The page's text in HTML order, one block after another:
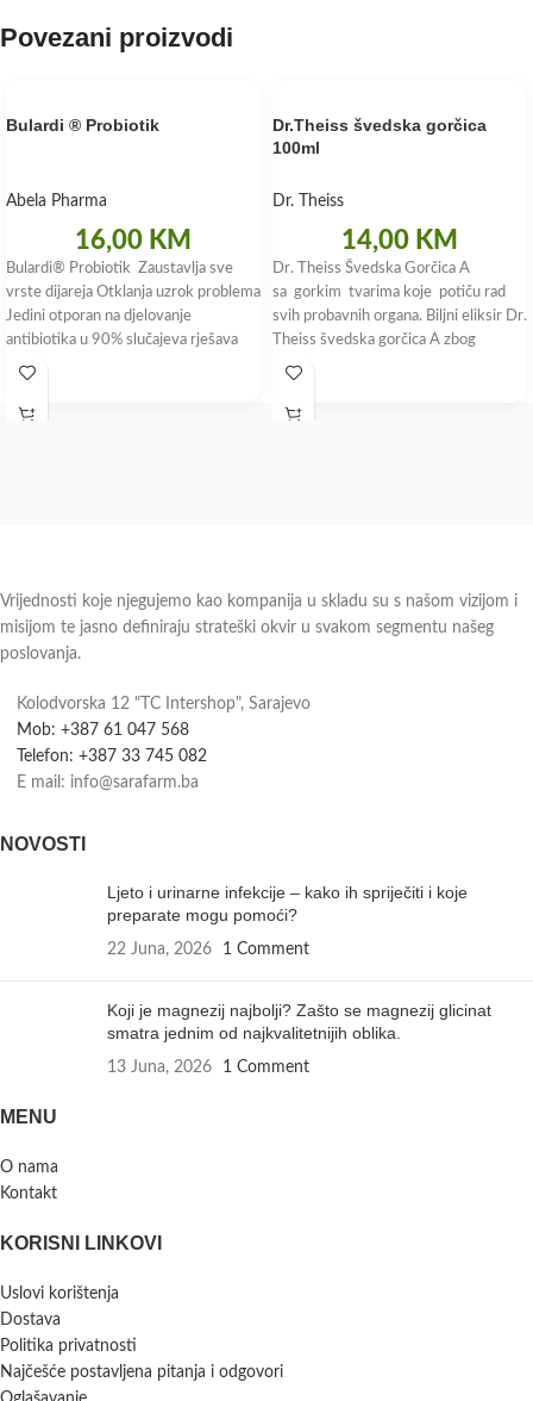
Povezani proizvodi
Bulardi ® Probiotik
Abela Pharma
16,00 KM
Bulardi® Probiotik Zaustavlja sve
vrste dijareja Otklanja uzrok problema
Jedini otporan na djelovanje
antibiotika u 90% slučajeva rješava
putnu dijareju Bulardi®
Dr.Theiss švedska gorčica
100ml
Dr. Theiss
14,00 KM
Dr. Theiss Švedska Gorčica A
sa gorkim tvarima koje potiču rad
svih probavnih organa. Biljni eliksir Dr.
Theiss švedska gorčica A zbog
jedinstvene
Vrijednosti koje njegujemo kao kompanija u skladu su s našom vizijom i
misijom te jasno definiraju strateški okvir u svakom segmentu našeg
poslovanja.
Kolodvorska 12 "TC Intershop", Sarajevo
Mob: +387 61 047 568
Telefon: +387 33 745 082
E mail: info@sarafarm.ba
NOVOSTI
Ljeto i urinarne infekcije – kako ih spriječiti i koje
preparate mogu pomoći?
22 Juna, 2026 1 Comment
Koji je magnezij najbolji? Zašto se magnezij glicinat
smatra jednim od najkvalitetnijih oblika.
13 Juna, 2026 1 Comment
MENU
O nama
Kontakt
KORISNI LINKOVI
Uslovi korištenja
Dostava
Politika privatnosti
Najčešće postavljena pitanja i odgovori